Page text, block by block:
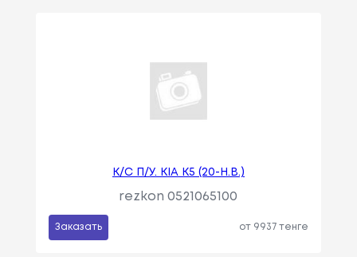
К/С П/У. KIA K5 (20-Н.В.)
rezkon 0521065100
Заказать от 9937 тенге